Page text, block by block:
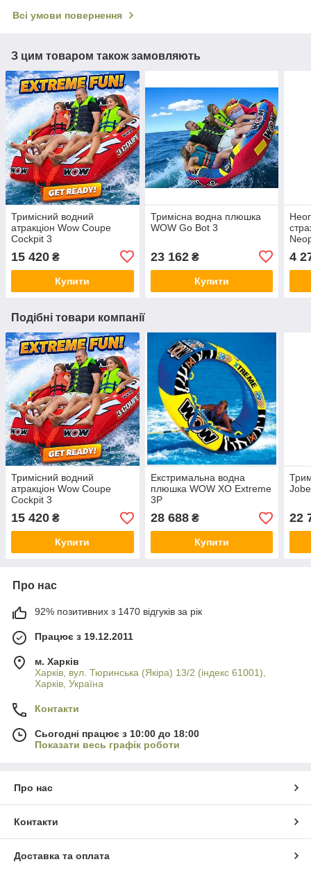
Всі умови повернення
З цим товаром також замовляють
Тримісний водний
атракціон Wow Coupe
Cockpit 3
15 420 ₴
Купити
Тримісна водна плюшка
WOW Go Bot 3
23 162₴
Купити
4
Подібні товари компанії
Тримісний водний
атракціон Wow Coupe
Cockpit 3
15 420 ₴
Купити
Екстримальна водна
плюшка WOW XO Extreme
3P
28 688₴
Купити
22
Про нас
92% позитивних з 1470 відгуків за рік
Працює з 19.12.2011
м. Харків
Харків, вул. Тюринська (Якіра) 13/2 (індекс 61001),
Харків, Україна
Контакти
Сьогодні працює з 10:00 до 18:00
Показати весь графік роботи
Про нас
Контакти
Доставка та оплата